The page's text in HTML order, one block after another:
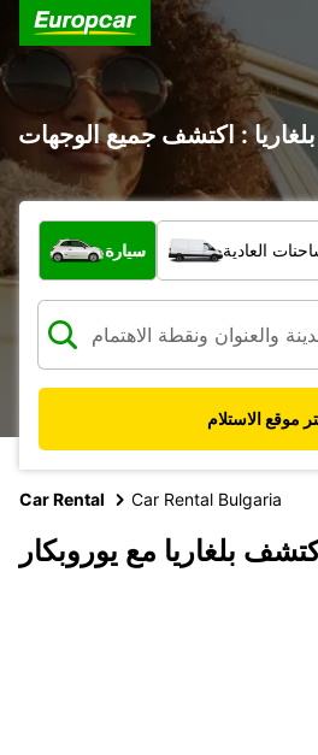
: اكتشف جميع الوجهات
ما نوع المركبة؟
سيارة العادية
موقع الاستلام
Car Rental Car Rental Bulgaria
بلغاريا مع يوروبكار